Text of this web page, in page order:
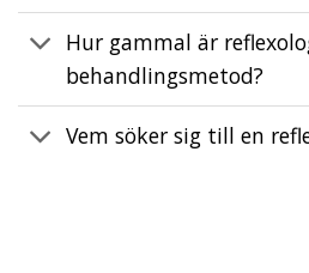
Hur gammal är
behandlingsmetod?
Vem söker sig till en